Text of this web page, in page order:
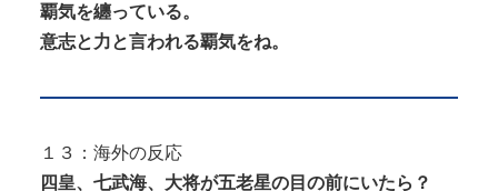
覇気を纏っている。
意志と力と言われる覇気をね。
１３：海外の反応
四皇、七武海、大将が五老星の目の前にいたら？